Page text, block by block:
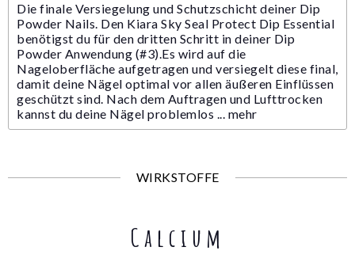
Die finale Versiegelung und Schutzschicht deiner Dip
Powder Nails. Den Kiara Sky Seal Protect Dip Essential
benötigst du für den dritten Schritt in deiner Dip
Powder Anwendung (#3).Es wird auf die
Nageloberfläche aufgetragen und versiegelt diese final,
damit deine Nägel optimal vor allen äußeren Einflüssen
geschützt sind. Nach dem Auftragen und Lufttrocken
kannst du deine Nägel problemlos ... mehr
WIRKSTOFFE
Calcium